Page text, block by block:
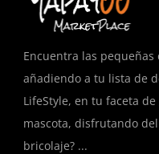
Encuentra las
añadiendo a tu lista de
LifeStyle, en tu faceta
mascota, disfrutando
bricolaje? ...